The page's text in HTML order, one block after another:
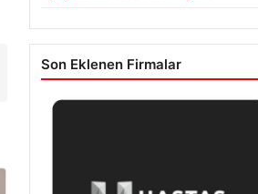
Son Eklenen Firmalar